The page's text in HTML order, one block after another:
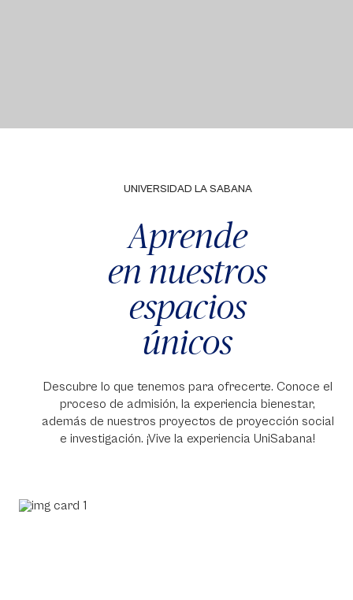
UNIVERSIDAD LA SABANA
Aprende
en nuestros
espacios
únicos
Descubre lo que tenemos para ofrecerte. Conoce el
proceso de admisión, la experiencia bienestar,
además de nuestros proyectos de proyección social
e investigación. ¡Vive la experiencia UniSabana!